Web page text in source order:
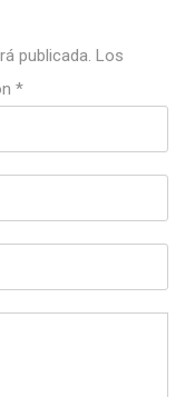
publicada. Los
*